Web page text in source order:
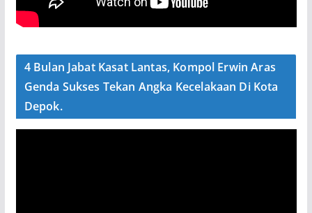
4 Bulan Jabat Kasat Lantas, Kompol Erwin Aras
Genda Sukses Tekan Angka Kecelakaan Di Kota
Depok.